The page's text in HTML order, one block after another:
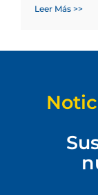
Leer Más >>